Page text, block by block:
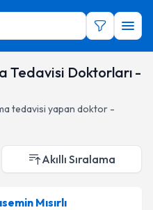
Tedavisi Doktorları -
tedavisi yapan doktor -
Akıllı Sıralama
Mısırlı